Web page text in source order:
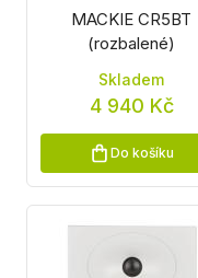
MACKIE CR5BT
(rozbalené)
Skladem
4 940 Kč
Do košíku